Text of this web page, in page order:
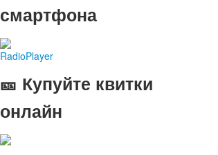
смартфона
RadioPlayer
🎫 Купуйте квитки
онлайн